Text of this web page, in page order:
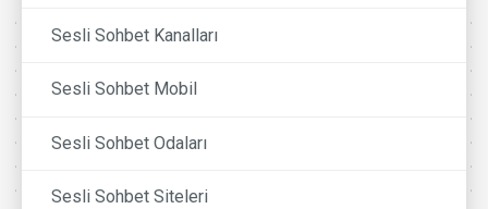
Sesli Sohbet Kanalları
Sesli Sohbet Mobil
Sesli Sohbet Odaları
Sesli Sohbet Siteleri